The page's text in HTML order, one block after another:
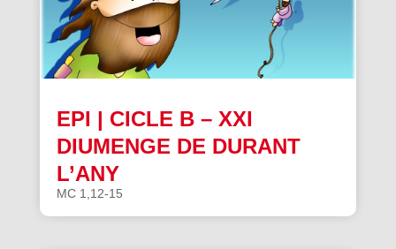
EPI | CICLE B – XXI
DIUMENGE DE DURANT
L’ANY
MC 1,12-15